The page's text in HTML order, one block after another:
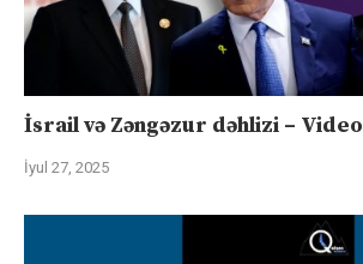
İsrail və Zəngəzur dəhlizi – Video
İyul 27, 2025